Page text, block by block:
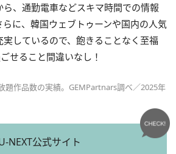
、通勤電車などスキマ時間での情報
に、韓国ウェブトゥーンや国内の人気
しているので、飽きることなく至福
せること間違いなし！
題作品数の実績。GEMPartnars調べ／2025年
NEXT公式サイト